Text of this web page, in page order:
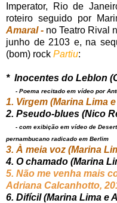
Imperator, Rio de
roteiro seguido por
Amaral - no Teatro Rival
junho de 2103 e, na
(bom) rock Partiu:
* Inocentes do Leblon
- Poema recitado em vídeo por
1. Virgem (Marina Lima
2. Pseudo-blues (Nico
- com exibição em vídeo de
pernambucano radicado em Berlim
3. À meia voz (Marina
4. O chamado (Marina
5. Não me venha mais
Adriana Calcanhotto,
6. Difícil (Marina Lima e